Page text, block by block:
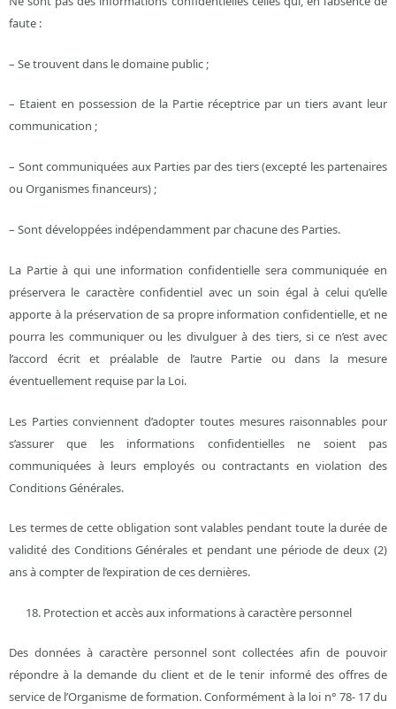
faute :
– Se trouvent dans le domaine public ;
– Etaient en possession de la Partie réceptrice par un tiers avant leur
communication ;
– Sont communiquées aux Parties par des tiers (excepté les partenaires
ou Organismes financeurs) ;
– Sont développées indépendamment par chacune des Parties.
La Partie à qui une information confidentielle sera communiquée en
préservera le caractère confidentiel avec un soin égal à celui qu’elle
apporte à la préservation de sa propre information confidentielle, et ne
pourra les communiquer ou les divulguer à des tiers, si ce n’est avec
l’accord écrit et préalable de l’autre Partie ou dans la mesure
éventuellement requise par la Loi.
Les Parties conviennent d’adopter toutes mesures raisonnables pour
s’assurer que les informations confidentielles ne soient pas
communiquées à leurs employés ou contractants en violation des
Conditions Générales.
Les termes de cette obligation sont valables pendant toute la durée de
validité des Conditions Générales et pendant une période de deux (2)
ans à compter de l’expiration de ces dernières.
Protection et accès aux informations à caractère personnel
Des données à caractère personnel sont collectées afin de pouvoir
répondre à la demande du client et de le tenir informé des offres de
service de l’Organisme de formation. Conformément à la loi n° 78- 17 du